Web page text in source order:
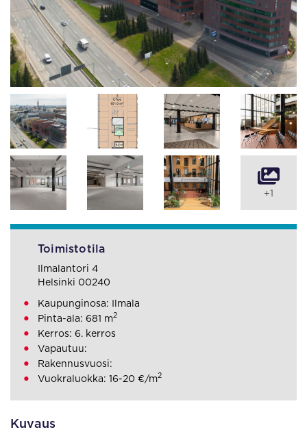
Kuvaus
+1
Toimistotila
Ilmalantori 4
Helsinki 00240
Kaupunginosa: Ilmala
Pinta-ala: 681 m2
Kerros: 6. kerros
Vapautuu:
Rakennusvuosi:
Vuokraluokka: 16-20 €/m2